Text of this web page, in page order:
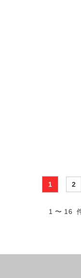
1 2
1 〜 16